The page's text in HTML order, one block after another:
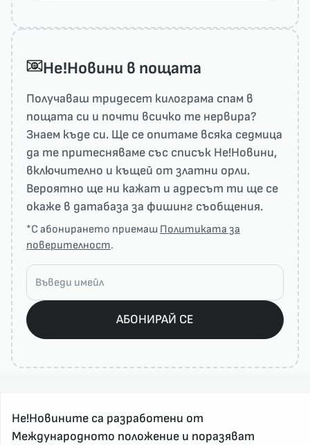
He!Новини в пощата
Получаваш тридесет килограма спам в
пощата си и почти всичко те нервира?
Знаем къде си. Ще се опитаме всяка седмица
да те притесняваме със списък He!Новини,
включително и къщей от златни орли.
Вероятно ще ни кажат и адресът ти ще се
окаже в датабаза за фишинг съобщения.
*С абонирането приемаш Политиката за
поверителност.
АБОНИРАЙ СЕ
Не!Новините са разработени от
Международното положение и поразяват